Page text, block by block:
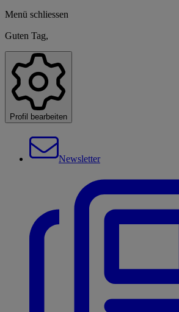
Menü schliessen
Guten Tag,
Profil bearbeiten
Newsletter